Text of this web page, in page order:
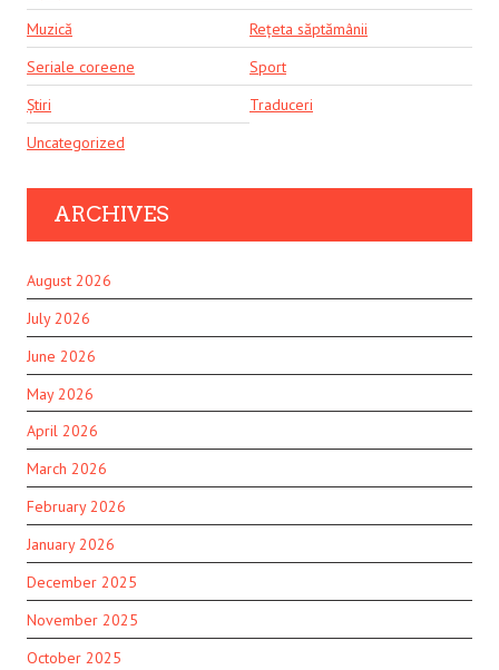
Muzică
Rețeta săptămânii
Seriale coreene
Sport
Știri
Traduceri
Uncategorized
ARCHIVES
August 2026
July 2026
June 2026
May 2026
April 2026
March 2026
February 2026
January 2026
December 2025
November 2025
October 2025